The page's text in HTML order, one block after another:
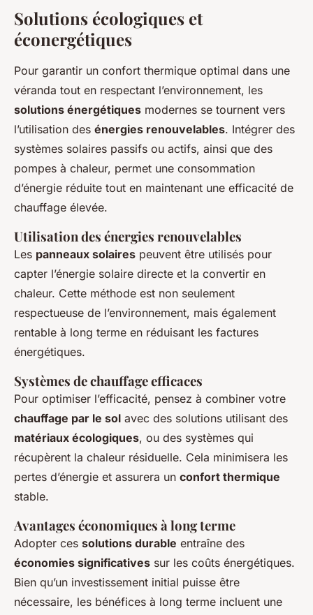
Solutions écologiques et
éconergétiques
Pour garantir un confort thermique optimal dans une
véranda tout en respectant l’environnement, les
solutions énergétiques modernes se tournent vers
l’utilisation des énergies renouvelables. Intégrer des
systèmes solaires passifs ou actifs, ainsi que des
pompes à chaleur, permet une consommation
d’énergie réduite tout en maintenant une efficacité de
chauffage élevée.
Utilisation des énergies renouvelables
Les panneaux solaires peuvent être utilisés pour
capter l’énergie solaire directe et la convertir en
chaleur. Cette méthode est non seulement
respectueuse de l’environnement, mais également
rentable à long terme en réduisant les factures
énergétiques.
Systèmes de chauffage efficaces
Pour optimiser l’efficacité, pensez à combiner votre
chauffage par le sol avec des solutions utilisant des
matériaux écologiques, ou des systèmes qui
récupèrent la chaleur résiduelle. Cela minimisera les
pertes d’énergie et assurera un confort thermique
stable.
Avantages économiques à long terme
Adopter ces solutions durable entraîne des
économies significatives sur les coûts énergétiques.
Bien qu’un investissement initial puisse être
nécessaire, les bénéfices à long terme incluent une